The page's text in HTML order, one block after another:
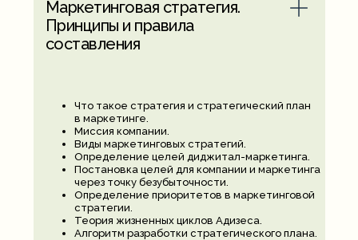
Маркетинговая стратегия.
Принципы и правила
составления
Что такое стратегия и стратегический план
в маркетинге.
Миссия компании.
Виды маркетинговых стратегий.
Определение целей диджитал-маркетинга.
Постановка целей для компании и маркетинга
через точку безубыточности.
Определение приоритетов в маркетинговой
стратегии.
Теория жизненных циклов Адизеса.
Алгоритм разработки стратегического плана.